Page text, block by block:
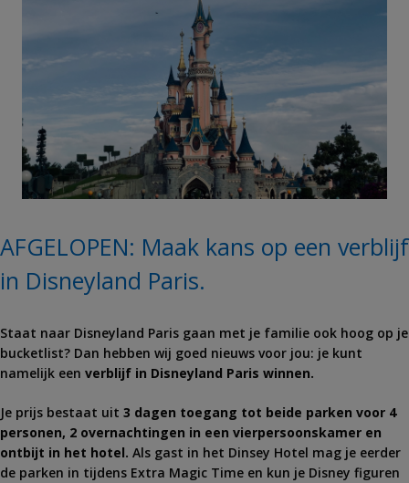
AFGELOPEN: Maak kans op een verblijf
in Disneyland Paris.
Staat naar Disneyland Paris gaan met je familie ook hoog op je
bucketlist? Dan hebben wij goed nieuws voor jou: je kunt
namelijk een verblijf in Disneyland Paris winnen.
Je prijs bestaat uit 3 dagen toegang tot beide parken voor 4
personen, 2 overnachtingen in een vierpersoonskamer en
ontbijt in het hotel. Als gast in het Dinsey Hotel mag je eerder
de parken in tijdens Extra Magic Time en kun je Disney figuren